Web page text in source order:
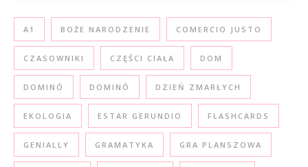
A1 BOŻE NARODZENIE COMERCIO JUSTO
CZASOWNIKI CZĘŚCI CIAŁA DOM
DOMINÓ DOMINÓ DZIEŃ ZMARŁYCH
EKOLOGIA ESTAR GERUNDIO FLASHCARDS
GENIALLY GRAMATYKA GRA PLANSZOWA